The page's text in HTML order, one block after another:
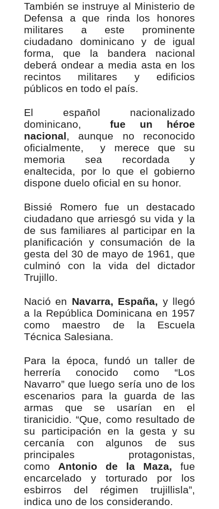
También se instruye al Ministerio de
Defensa a que rinda los honores
militares a este prominente
ciudadano dominicano y de igual
forma, que la bandera nacional
deberá ondear a media asta en los
recintos militares y edificios
públicos en todo el país.
El español nacionalizado
dominicano, fue un héroe
nacional, aunque no reconocido
oficialmente, y merece que su
memoria sea recordada y
enaltecida, por lo que el gobierno
dispone duelo oficial en su honor.
Bissié Romero fue un destacado
ciudadano que arriesgó su vida y la
de sus familiares al participar en la
planificación y consumación de la
gesta del 30 de mayo de 1961, que
culminó con la vida del dictador
Trujillo.
Nació en Navarra, España, y llegó
a la República Dominicana en 1957
como maestro de la Escuela
Técnica Salesiana.
Para la época, fundó un taller de
herrería conocido como “Los
Navarro” que luego sería uno de los
escenarios para la guarda de las
armas que se usarían en el
tiranicidio. “Que, como resultado de
su participación en la gesta y su
cercanía con algunos de sus
principales protagonistas,
como Antonio de la Maza, fue
encarcelado y torturado por los
esbirros del régimen trujillisla”,
indica uno de los considerando.